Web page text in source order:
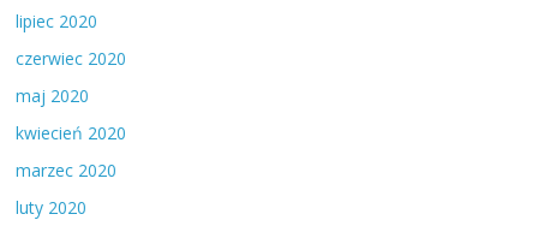
lipiec 2020
czerwiec 2020
maj 2020
kwiecień 2020
marzec 2020
luty 2020